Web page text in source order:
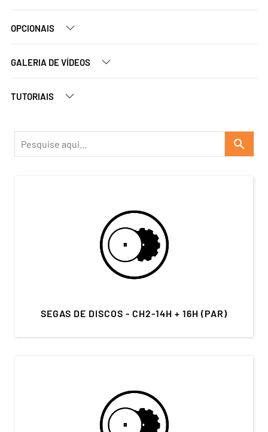
OPCIONAIS
GALERIA DE VÍDEOS
TUTORIAIS
search
SEGAS DE DISCOS - CH2-14H + 16H (PAR)